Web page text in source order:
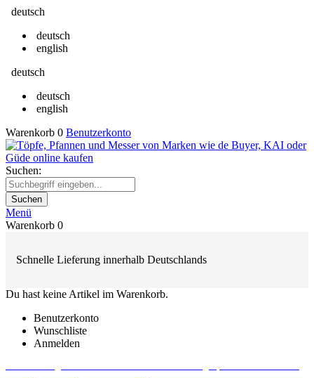
deutsch
deutsch
english
deutsch
deutsch
english
Warenkorb 0 Benutzerkonto
Suchen:
Suchen
Menü
Warenkorb 0
Schnelle Lieferung innerhalb Deutschlands
Du hast keine Artikel im Warenkorb.
Benutzerkonto
Wunschliste
Anmelden